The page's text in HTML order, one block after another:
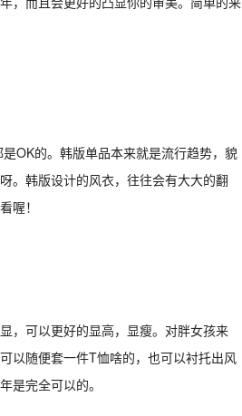
OK的。韩版单品本来就是流行趋势，貌
。韩版设计的风衣，往往会有大大的翻
喔！
，可以更好的显高，显瘦。对胖女孩来
以随便套一件T恤啥的，也可以衬托出风
是完全可以的。